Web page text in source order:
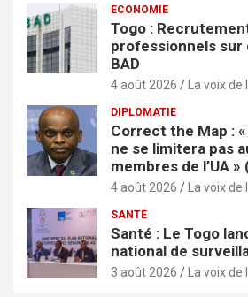
ECONOMIE
Togo :
professionnels sur
BAD
4 août 2026 La voix
DIPLOMATIE
Correct the Map :
ne se limitera pas
membres de l’UA
4 août 2026 La voix
SANTÉ
Santé : Le Togo
national de
3 août 2026 La voix